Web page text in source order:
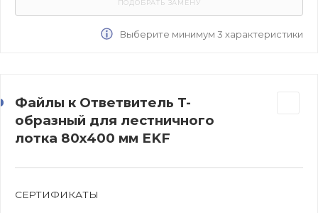
Выберите минимум 3 характеристики
Файлы к Ответвитель T-
образный для лестничного
лотка 80х400 мм EKF
СЕРТИФИКАТЫ